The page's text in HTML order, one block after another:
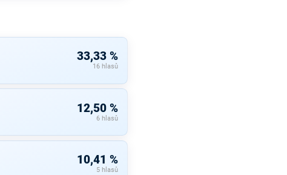
33,33 %
16 hlasů
12,50 %
6 hlasů
10,41 %
5 hlasů